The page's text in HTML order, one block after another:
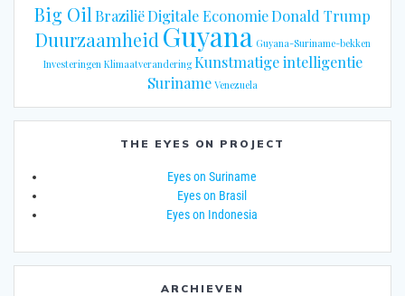
Big Oil BraziliëDigitale EconomieDonald Trump
Duurzaamheid Guyana Guyana-Suriname-bekken
Investeringen Klimaatverandering Kunstmatige intelligentie
Suriname Venezuela
THE EYES ON PROJECT
Eyes on Suriname
Eyes on Brasil
Eyes on Indonesia
ARCHIEVEN